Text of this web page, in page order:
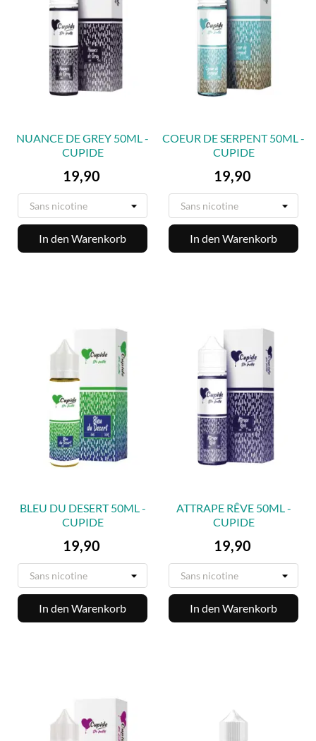
NUANCE DE GREY 50ML -
CUPIDE
Preis
19,90
In den Warenkorb
COEUR DE SERPENT 50ML -
CUPIDE
Preis
19,90
In den Warenkorb
BLEU DU DESERT 50ML -
CUPIDE
Preis
19,90
In den Warenkorb
ATTRAPE RÊVE 50ML -
CUPIDE
Preis
19,90
In den Warenkorb